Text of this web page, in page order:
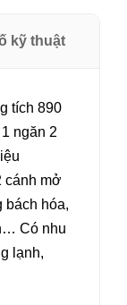
kỹ thuật
tích 890
ngăn 2
cánh mở
bách hóa,
Có nhu
lạnh,